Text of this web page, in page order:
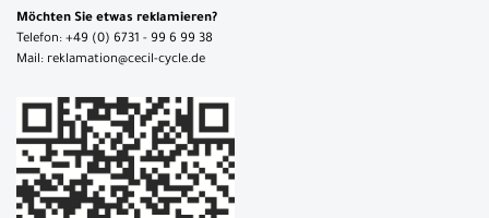
Möchten Sie etwas reklamieren?
Telefon: +49 (0) 6731 - 99 6 99 38
Mail: reklamation@cecil-cycle.de